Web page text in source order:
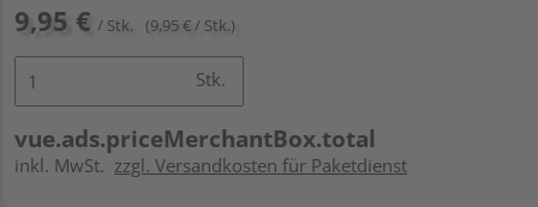
9,95 € / Stk. (9,95 € / Stk.)
Stk.
vue.ads.priceMerchantBox.total
inkl. MwSt. zzgl. Versandkosten für Paketdienst